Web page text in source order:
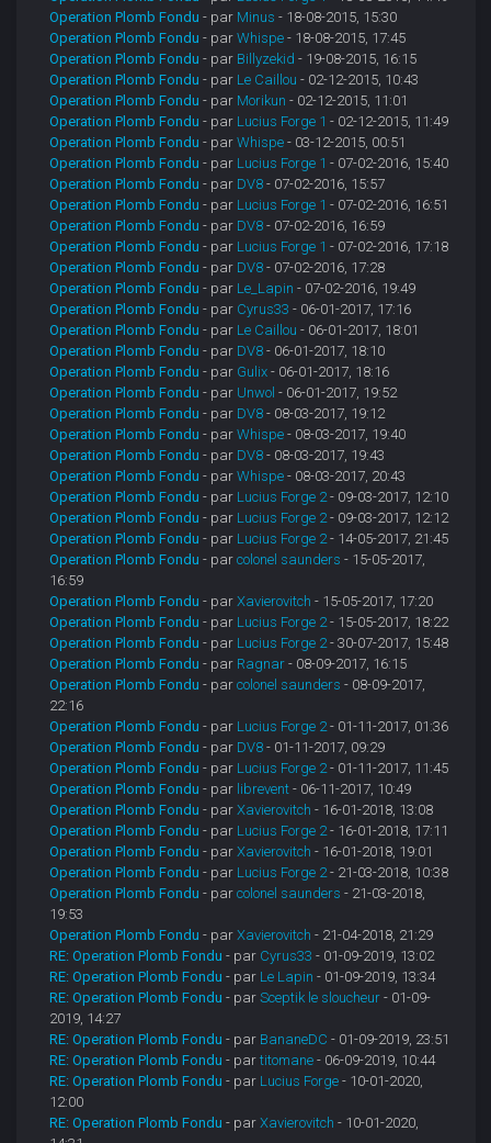
Operation Plomb Fondu - par Minus - 18-08-2015, 15:30
Operation Plomb Fondu - parWhispe - 18-08-2015, 17:45
Operation Plomb Fondu - par Billyzekid - 19-08-2015, 16:15
Operation Plomb Fondu - par Le Caillou - 02-12-2015, 10:43
Operation Plomb Fondu - par Morikun - 02-12-2015, 11:01
Operation Plomb Fondu - par Lucius Forge 1 - 02-12-2015, 11:49
Operation Plomb Fondu - parWhispe - 03-12-2015, 00:51
Operation Plomb Fondu - par Lucius Forge 1 - 07-02-2016, 15:40
Operation Plomb Fondu - par DV8 - 07-02-2016, 15:57
Operation Plomb Fondu - par Lucius Forge 1 - 07-02-2016, 16:51
Operation Plomb Fondu - par DV8 - 07-02-2016, 16:59
Operation Plomb Fondu - par Lucius Forge 1 - 07-02-2016, 17:18
Operation Plomb Fondu - par DV8 - 07-02-2016, 17:28
Operation Plomb Fondu - par Le_Lapin - 07-02-2016, 19:49
Operation Plomb Fondu - par Cyrus33 - 06-01-2017, 17:16
Operation Plomb Fondu - par Le Caillou - 06-01-2017, 18:01
Operation Plomb Fondu - par DV8 - 06-01-2017, 18:10
Operation Plomb Fondu - par Gulix - 06-01-2017, 18:16
Operation Plomb Fondu - par Unwol - 06-01-2017, 19:52
Operation Plomb Fondu - par DV8 - 08-03-2017, 19:12
Operation Plomb Fondu - parWhispe - 08-03-2017, 19:40
Operation Plomb Fondu - par DV8 - 08-03-2017, 19:43
Operation Plomb Fondu - parWhispe - 08-03-2017, 20:43
Operation Plomb Fondu - par Lucius Forge 2- 09-03-2017, 12:10
Operation Plomb Fondu - par Lucius Forge 2- 09-03-2017, 12:12
Operation Plomb Fondu - par Lucius Forge 2- 14-05-2017, 21:45
Operation Plomb Fondu - parcolonel saunders - 15-05-2017,
16:59
Operation Plomb Fondu - parXavierovitch - 15-05-2017, 17:20
Operation Plomb Fondu - par Lucius Forge 2- 15-05-2017, 18:22
Operation Plomb Fondu - par Lucius Forge 2- 30-07-2017, 15:48
Operation Plomb Fondu - par Ragnar - 08-09-2017, 16:15
Operation Plomb Fondu - parcolonel saunders - 08-09-2017,
22:16
Operation Plomb Fondu - par Lucius Forge 2- 01-11-2017, 01:36
Operation Plomb Fondu - par DV8 - 01-11-2017, 09:29
Operation Plomb Fondu - par Lucius Forge 2- 01-11-2017, 11:45
Operation Plomb Fondu - par librevent - 06-11-2017, 10:49
Operation Plomb Fondu - parXavierovitch - 16-01-2018, 13:08
Operation Plomb Fondu - par Lucius Forge 2- 16-01-2018, 17:11
Operation Plomb Fondu - parXavierovitch - 16-01-2018, 19:01
Operation Plomb Fondu - par Lucius Forge 2- 21-03-2018, 10:38
Operation Plomb Fondu - parcolonel saunders - 21-03-2018,
19:53
Operation Plomb Fondu - parXavierovitch - 21-04-2018, 21:29
RE: Operation Plomb Fondu - par Cyrus33 - 01-09-2019, 13:02
RE: Operation Plomb Fondu - par Le Lapin - 01-09-2019, 13:34
RE: Operation Plomb Fondu - parSceptik le sloucheur - 01-09-
2019, 14:27
RE: Operation Plomb Fondu - par BananeDC - 01-09-2019, 23:51
RE: Operation Plomb Fondu - partitomane - 06-09-2019, 10:44
RE: Operation Plomb Fondu - par Lucius Forge - 10-01-2020,
12:00
RE: Operation Plomb Fondu - parXavierovitch - 10-01-2020,